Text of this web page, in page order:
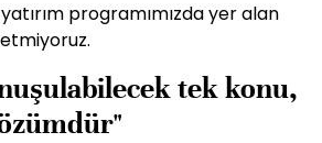
programımızda yer alan
tek konu,